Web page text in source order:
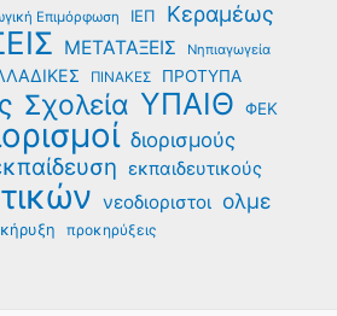
Επιμόρφωση ΙΕΠ Κεραμέως
ΜΕΤΑΤΑΞΕΙΣ
Νηπιαγωγεία
ΠΙΝΑΚΕΣ ΠΡΟΤΥΠΑ
Σχολεία ΥΠΑΙΘ ΦΕΚ
διορισμούς
εκπαιδευτικούς
νεοδιοριστοι ολμε
προκηρύξεις